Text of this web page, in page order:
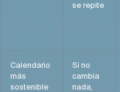
se repite
Calendario
más
sostenible
Si no
cambia
nada,